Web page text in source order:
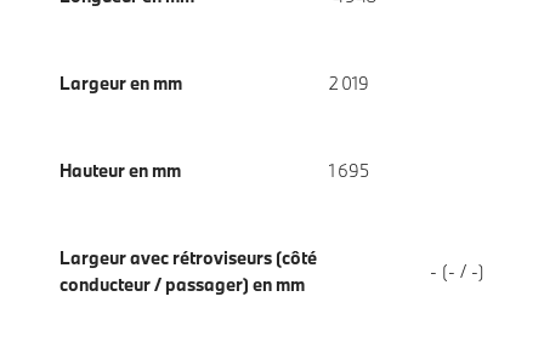
Largeur en mm 2 019
Hauteur en mm 1 695
Largeur avec rétroviseurs (côté
conducteur / passager) en mm
- (- / -)